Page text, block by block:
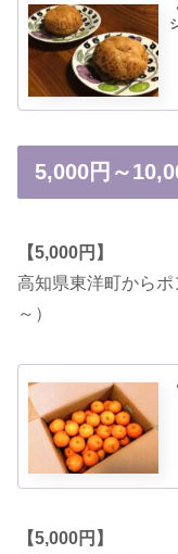
5,000円～
【5,000円】
高知県東洋町から
～）
【5,000円】